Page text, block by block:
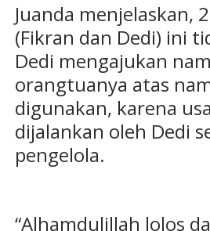
Juanda menjelaskan,
(Fikran dan Dedi) ini
Dedi mengajukan
orangtuanya atas
digunakan, karena
dijalankan oleh Dedi
pengelola.
“Alhamdulillah lolos